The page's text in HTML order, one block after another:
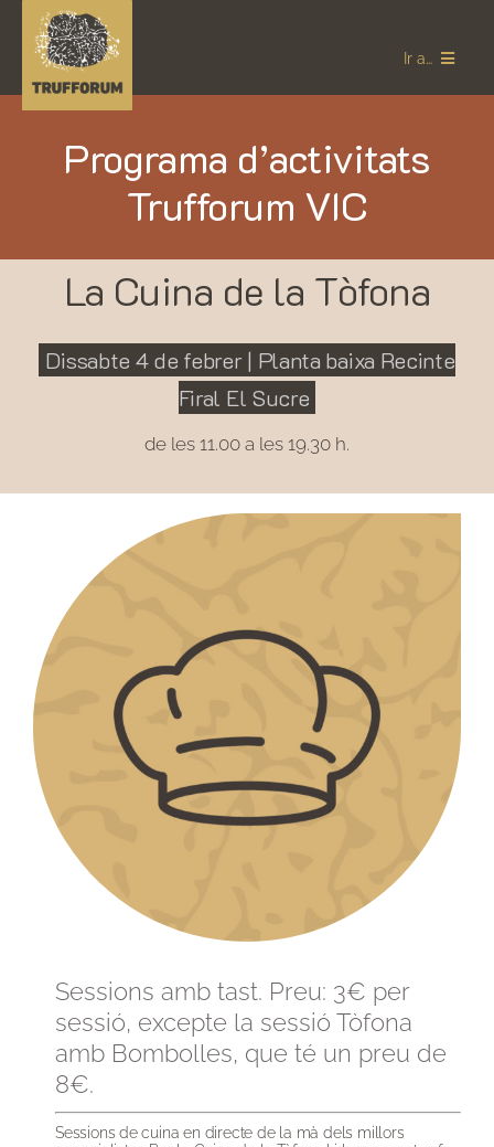
content
Ir a…
TRUFFORUM
Programa d’activitats
Trufforum VIC
La Cuina de la Tòfona
Dissabte 4 de febrer | Planta baixa Recinte
Firal El Sucre
de les 11.00 a les 19.30 h.
Sessions amb tast. Preu: 3€ per
sessió, excepte la sessió Tòfona
amb Bombolles, que té un preu de
8€.
Sessions de cuina en directe de la mà dels millors